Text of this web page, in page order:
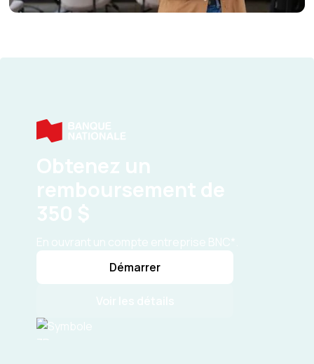
Obtenez un
remboursement de
350 $
En ouvrant un compte entreprise BNC*.
Démarrer